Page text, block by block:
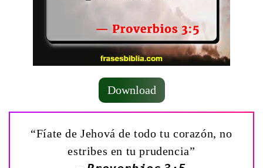
Download
“Fíate de Jehová de todo tu corazón, no
estribes en tu prudencia”